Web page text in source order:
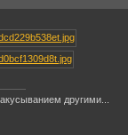
другими...